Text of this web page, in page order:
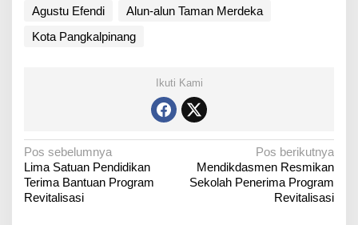
Agustu Efendi
Alun-alun Taman Merdeka
Kota Pangkalpinang
Ikuti Kami
N
a
v
Pos sebelumnya
Lima Satuan Pendidikan
Terima Bantuan Program
Revitalisasi
Pos berikutnya
Mendikdasmen Resmikan
Sekolah Penerima Program
Revitalisasi